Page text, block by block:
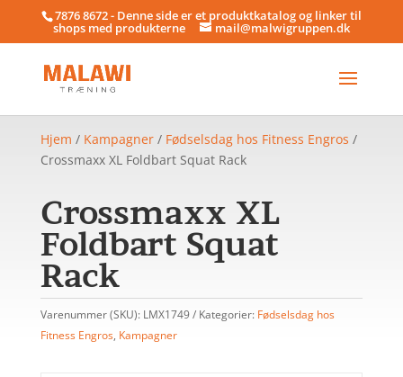
7876 8672 - Denne side er et produktkatalog og linker til
shops med produkterne mail@malwigruppen.dk
Hjem / Kampagner/ Fødselsdag hos Fitness Engros /
Crossmaxx XL Foldbart Squat Rack
Crossmaxx XL
Foldbart Squat
Rack
Varenummer (SKU): LMX1749 Kategorier: Fødselsdag hos
Fitness Engros, Kampagner